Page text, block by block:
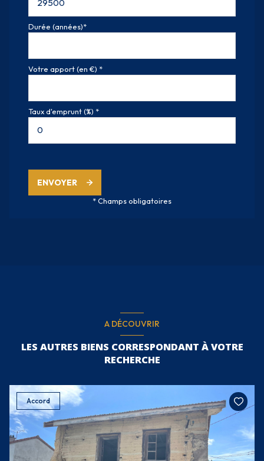
Durée (années)*
Votre apport (en €) *
Taux d'emprunt (%) *
ENVOYER
* Champs obligatoires
A DÉCOUVRIR
LES AUTRES BIENS CORRESPONDANT À VOTRE
RECHERCHE
Accord